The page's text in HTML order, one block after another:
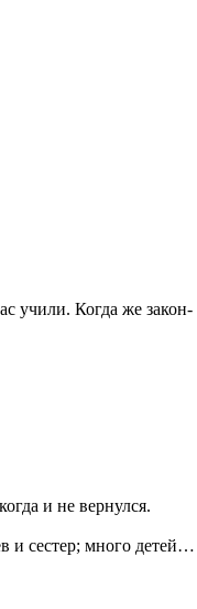
учи­ли. Когда же закон­
и не вер­нул­ся.
и сестер; мно­го детей…